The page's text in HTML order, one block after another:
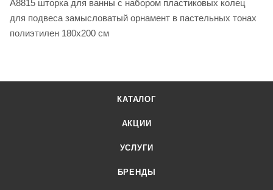
A8815 шторка для ванны с набором пластиковых колец
для подвеса замысловатый орнамент в пастельных тонах
полиэтилен 180х200 см
КАТАЛОГ
АКЦИИ
УСЛУГИ
БРЕНДЫ